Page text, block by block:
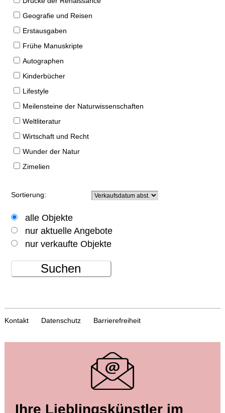
Geografie und Reisen
Erstausgaben
Frühe Manuskripte
Autographen
Kinderbücher
Lifestyle
Meilensteine der Naturwissenschaften
Weltliteratur
Wirtschaft und Recht
Wunder der Natur
Zimelien
Sortierung:
alle Objekte
nur aktuelle Angebote
nur verkaufte Objekte
Suchen
Kontakt Datenschutz Barrierefreiheit
Ihre Lieblingskünstler im